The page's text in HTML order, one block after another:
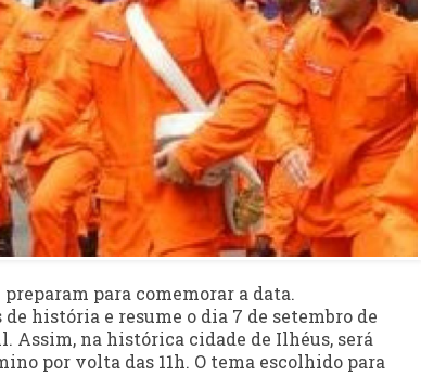
para comemorar a data.
história e resume o dia 7 de setembro de
Assim, na histórica cidade de Ilhéus, será
por volta das 11h. O tema escolhido para